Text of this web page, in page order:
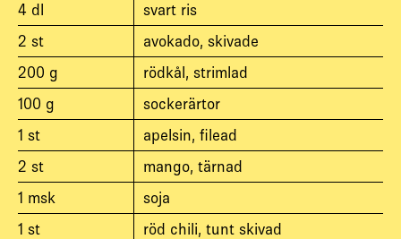
4 dl
svart ris
2 st
avokado, skivade
200 g
rödkål, strimlad
100 g
sockerärtor
1 st
apelsin, filead
2 st
mango, tärnad
1 msk
soja
1 st
röd chili, tunt skivad